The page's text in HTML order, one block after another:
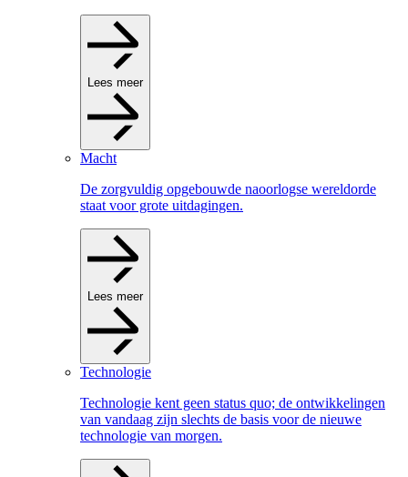
Lees meer
Macht
De zorgvuldig opgebouwde naoorlogse wereldorde
staat voor grote uitdagingen.
Lees meer
Technologie
Technologie kent geen status quo; de ontwikkelingen
van vandaag zijn slechts de basis voor de nieuwe
technologie van morgen.